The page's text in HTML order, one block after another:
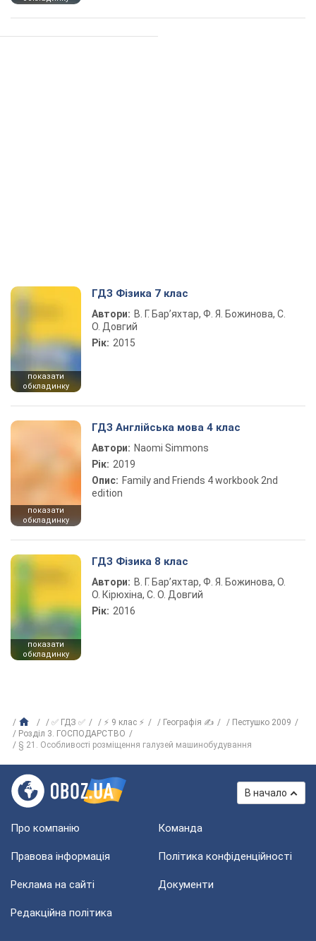
показати
обкладинку
ГДЗ Фізика 7 клас
Автори: В. Г. Бар’яхтар, Ф. Я. Божинова, С.
О. Довгий
Рік: 2015
показати
обкладинку
ГДЗ Англійська мова 4 клас
Автори: Naomi Simmons
Рік: 2019
Опис: Family and Friends 4 workbook 2nd
edition
показати
обкладинку
ГДЗ Фізика 8 клас
Автори: В. Г. Бар’яхтар, Ф. Я. Божинова, О.
О. Кірюхіна, С. О. Довгий
Рік: 2016
✅ ГДЗ ✅ ⚡ 9 клас ⚡ Географія ✍
Пестушко 2009
Розділ 3. ГОСПОДАРСТВО
§ 21. Особливості розміщення галузей машинобудування
В начало
Про компанію Команда
Правова інформація Політика конфіденційності
Реклама на сайті Документи
Редакційна політика